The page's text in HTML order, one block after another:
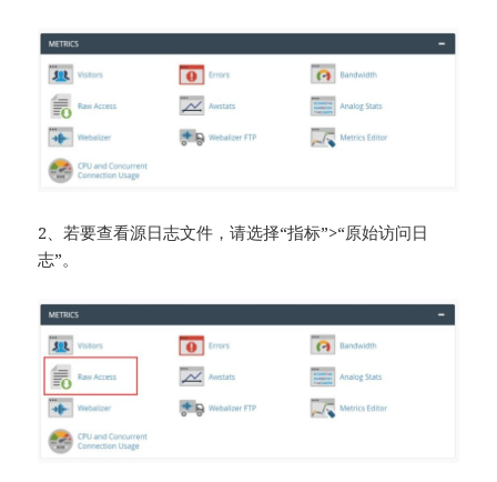
2、若要查看源日志文件，请选择“指标”>“原始访问日
志”。